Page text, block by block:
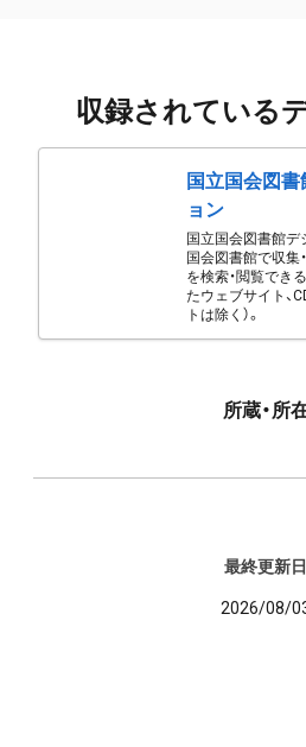
収録されている
国立国会図
ョン
国立国会図書館デ
国会図書館で収集
を検索・閲覧でき
たウェブサイト、
トは除く）。
所蔵・所
最終更新日
2026/08/